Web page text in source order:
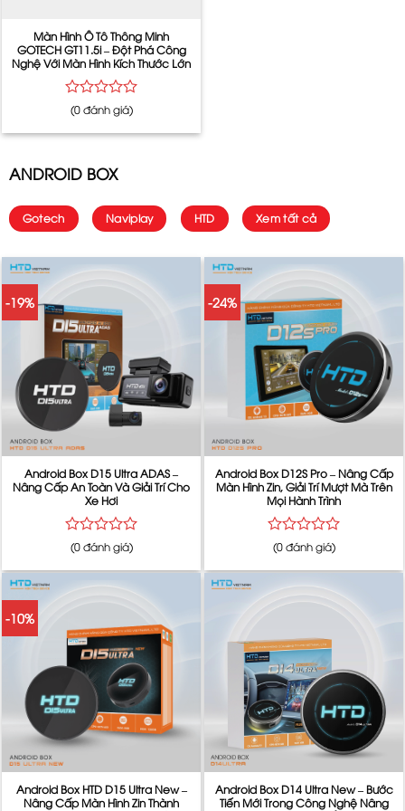
Màn Hình Ô Tô Thông Minh
GOTECH GT11.5i – Đột Phá Công
Nghệ Với Màn Hình Kích Thước Lớn
Được
hạng
5
sao
(0 đánh giá)
ANDROID BOX
Gotech Naviplay HTD Xem tất cả
-19%
Android Box D15 Ultra ADAS –
Nâng Cấp An Toàn Và Giải Trí Cho
Xe Hơi
Được
hạng
0
(0 đánh giá)
-24%
Android Box D12S Pro – Nâng Cấp
Màn Hình Zin, Giải Trí Mượt Mà Trên
Mọi Hành Trình
Được
hạng
0
(0 đánh giá)
-10%
Android Box HTD D15 Ultra New –
Nâng Cấp Màn Hình Zin Thành
Android Box D14 Ultra New – Bước
Tiến Mới Trong Công Nghệ Nâng